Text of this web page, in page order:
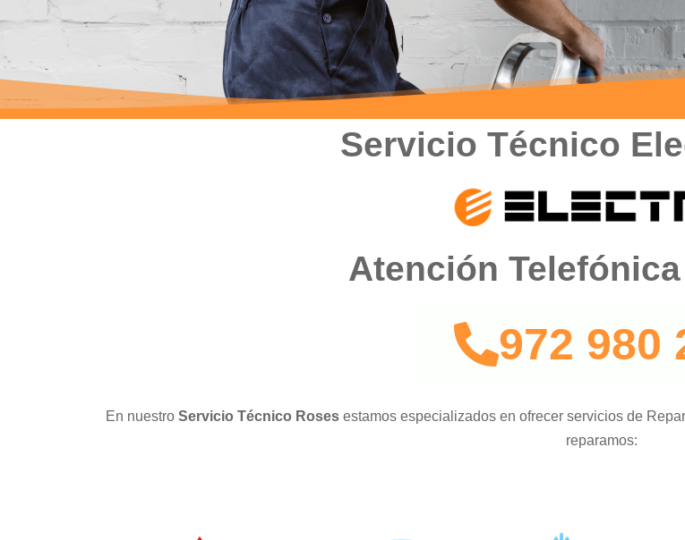
Servicio Técnico
Atención
972 980
En nuestro Servicio Técnico Roses estamos especializados en ofrecer servicios de
reparamos: